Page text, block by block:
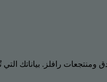
ومنتجعات رافلز. بياناتك